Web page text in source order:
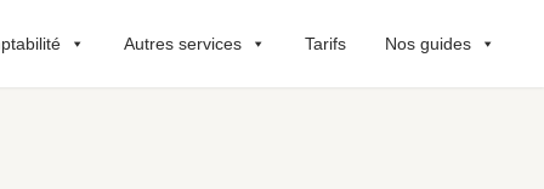
Autres services Tarifs Nos guides